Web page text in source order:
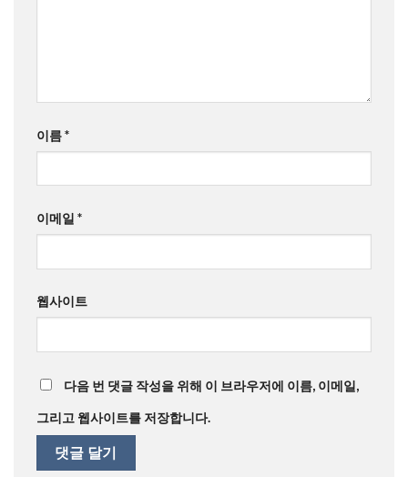
이름*
이메일 *
웹사이트
다음 번 댓글 작성을 위해 이 브라우저에 이름, 이메일,
그리고 웹사이트를 저장합니다.